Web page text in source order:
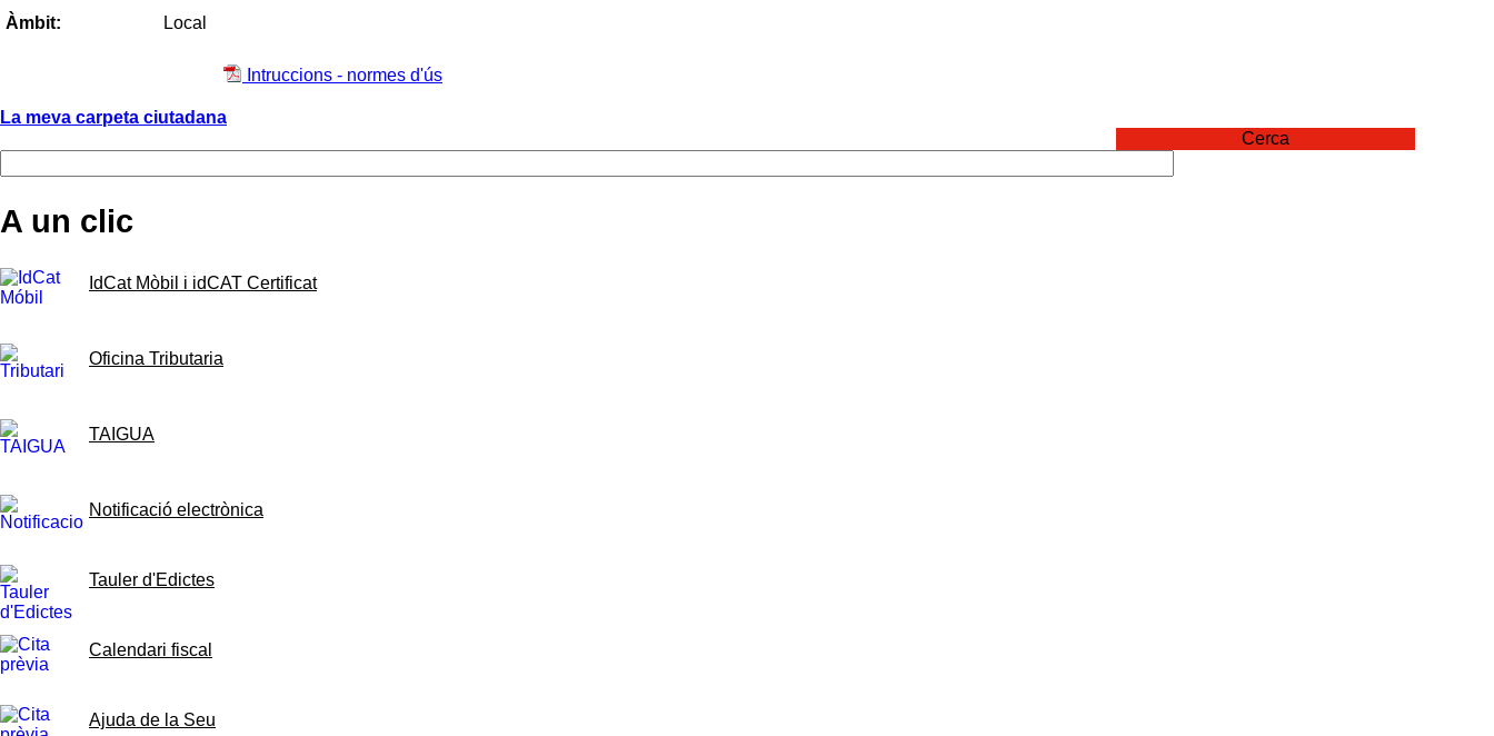
Àmbit: Local
Intruccions - normes d'ús
La meva carpeta ciutadana
Cerca
A un clic
IdCat Mòbil i idCAT Certificat
Oficina Tributaria
TAIGUA
Notificació electrònica
Tauler d'Edictes
Calendari fiscal
Ajuda de la Seu